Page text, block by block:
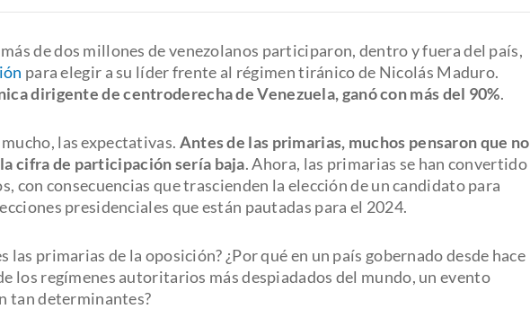
de dos millones de venezolanos participaron, dentro y fuera del país,
para elegir a su líder frente al régimen tiránico de Nicolás Maduro.
dirigente de centroderecha de Venezuela, ganó con más del 90%.
las expectativas. Antes de las primarias, muchos pensaron que no
cifra de participación sería baja. Ahora, las primarias se han convertido
con consecuencias que trascienden la elección de un candidato para
presidenciales que están pautadas para el 2024.
las primarias de la oposición? ¿Por qué en un país gobernado desde hace
los regímenes autoritarios más despiadados del mundo, un evento
tan determinantes?